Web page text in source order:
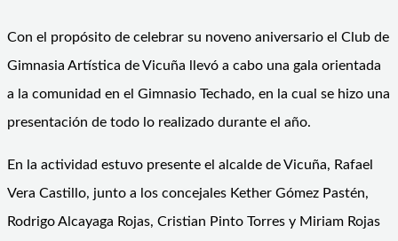
Con el propósito de celebrar su noveno aniversario el Club de
Gimnasia Artística de Vicuña llevó a cabo una gala orientada
a la comunidad en el Gimnasio Techado, en la cual se hizo una
presentación de todo lo realizado durante el año.
En la actividad estuvo presente el alcalde de Vicuña, Rafael
Vera Castillo, junto a los concejales Kether Gómez Pastén,
Rodrigo Alcayaga Rojas, Cristian Pinto Torres y Miriam Rojas